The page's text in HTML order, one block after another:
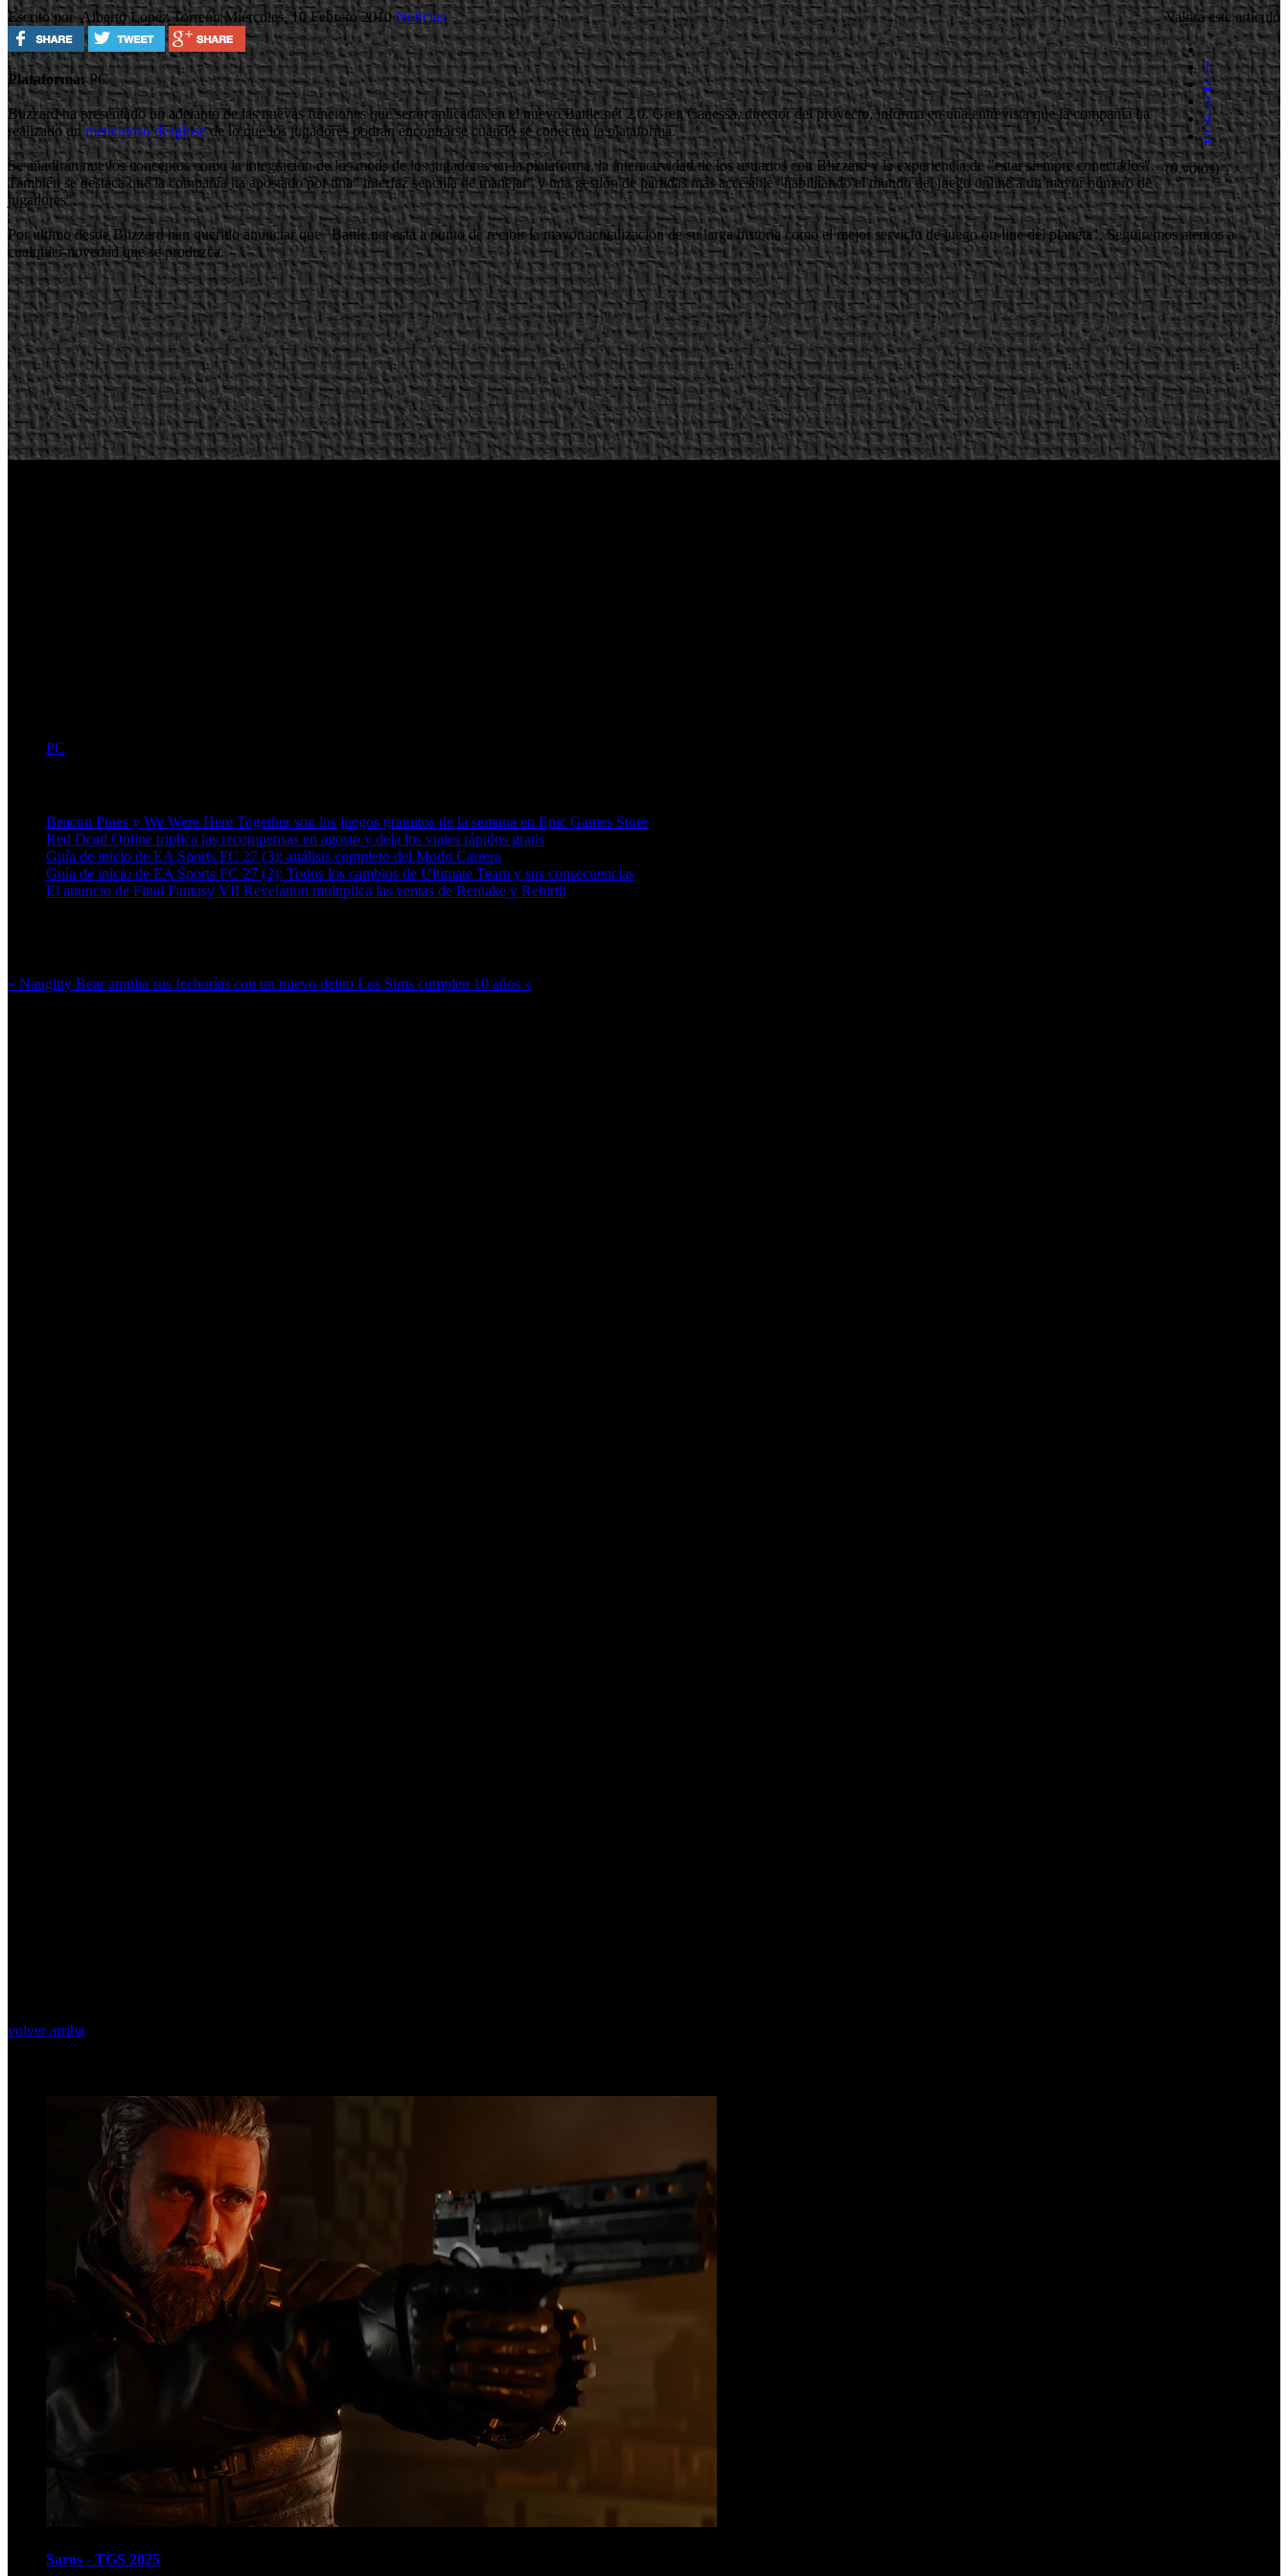
Escrito por Alberto Lopez TorreónMiércoles, 10 Febrero 2010Noticias Valora este artículo
1
2
3
4
5
(0 votos)
Plataforma:PC
Blizzard ha presentado un adelanto de las nuevas funciones que serán aplicadas en el nuevo Battle.net 2.0. Greg Canessa, director del proyecto, informa en una entrevista que la compañía ha
realizado un meticuloso desglosede lo que los jugadores podrán encontrarse cuando se conecten la plataforma.
Se añadirán nuevos conceptos como la integración de los mods de los jugadores en la plataforma, la interactividad de los usuarios con Blizzard y la experiencia de "estar siempre conectados".
También se destaca que la compañía ha apostado por una” interfaz sencilla de manejar" y una gestión de partidas más accesible "habilitando el mundo del juego online a un mayor número de
jugadores".
Por ultimo desde Blizzard han querido anunciar que "Battle.net está a punto de recibir la mayor actualización de su larga historia como el mejor servicio de juego on-line del planeta". Seguiremos atentos a
cualquier novedad que se produzca.
PC
Beacon Pines y We Were Here Together son los juegos gratuitos de la semana en Epic Games Store
Red Dead Online triplica las recompensas en agosto y deja los viajes rápidos gratis
Guía de inicio de EA Sports FC 27 (3): análisis completo del Modo Carrera
Guía de inicio de EA Sports FC 27 (2): Todos los cambios de Ultimate Team y sus consecuencias
El anuncio de Final Fantasy VII Revelation multiplica las ventas de Remake y Rebirth
« Naughty Bear amplia sus fechorías con un nuevo delito Los Sims cumplen 10 años »
volver arriba
Saros - TGS 2025